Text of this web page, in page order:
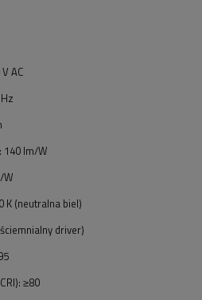
AC
140 lm/W
W
K (neutralna biel)
driver)
≥80